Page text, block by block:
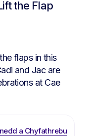
the Flap
flaps in this
and Jac are
at Cae
a Chyfathrebu